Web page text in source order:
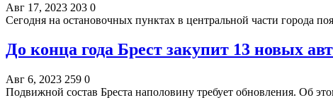
Авг 17, 2023 203 0
Сегодня на остановочных пунктах в центральной части города
До конца года Брест закупит 13 новых
Авг 6, 2023 259 0
Подвижной состав Бреста наполовину требует обновления. Об